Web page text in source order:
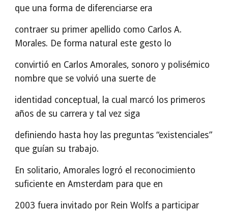
que una forma de diferenciarse era
contraer su primer apellido como Carlos A.
Morales. De forma natural este gesto lo
convirtió en Carlos Amorales, sonoro y polisémico
nombre que se volvió una suerte de
identidad conceptual, la cual marcó los primeros
años de su carrera y tal vez siga
definiendo hasta hoy las preguntas “existenciales”
que guían su trabajo.
En solitario, Amorales logró el reconocimiento
suficiente en Amsterdam para que en
2003 fuera invitado por Rein Wolfs a participar